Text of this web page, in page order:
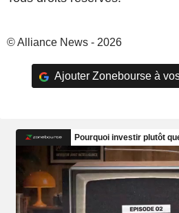
© Alliance News - 2026
Ajouter Zonebourse à